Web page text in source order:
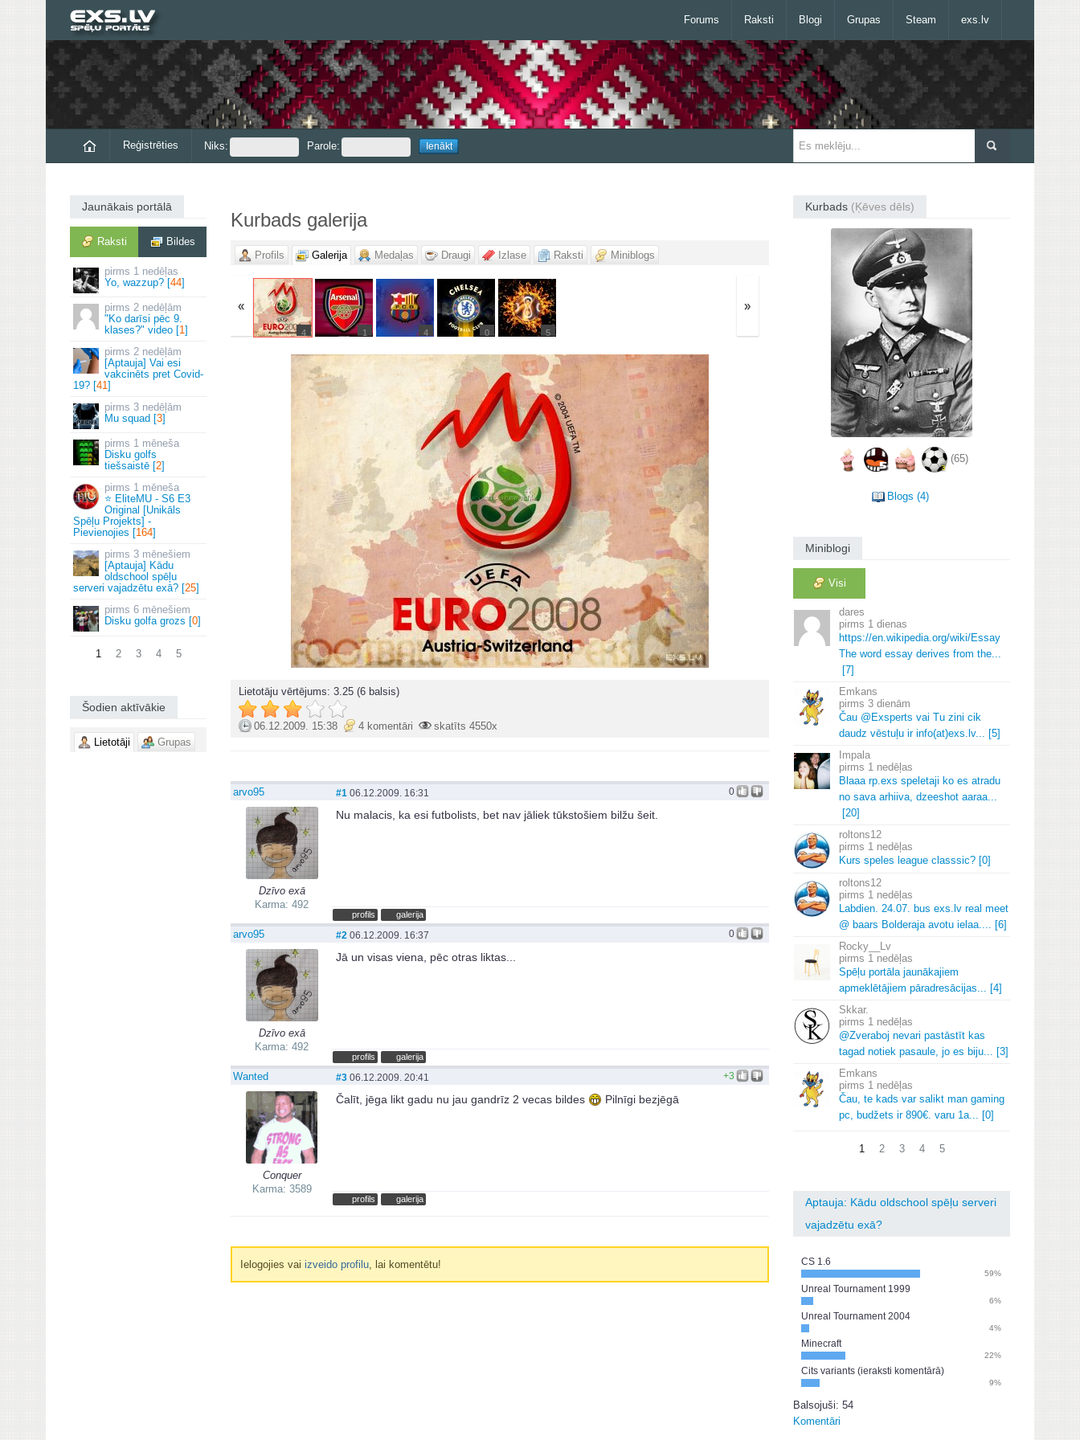
Forums Raksti Blogi Grupas Steam exs.lv
Reģistrēties Niks: Parole:
Jaunākais portālā
Raksti Bildes
1 nedēļas
Yo, wazzup? [44]
2 nedēļām
"Ko darīsi pēc 9.
klases?" video [1]
2 nedēļām
[Aptauja] Vai esi
vakcinēts pret Covid-
19? [41]
3 nedēļām
Mu squad [3]
1 mēneša
Disku golfs
tiešsaistē [2]
1 mēneša
⭐ EliteMU - S6 E3
Original [Unikāls
Spēļu Projekts] -
Pievienojies [164]
3 mēnešiem
[Aptauja] Kādu
oldschool spēļu
serveri vajadzētu exā? [25]
6 mēnešiem
Disku golfa grozs [0]
1 2 3 4 5
Šodien aktīvākie
Lietotāji Grupas
Kurbads galerija
Profils Galerija Medaļas Draugi Izlase Raksti Miniblogs
«
4 1 4 0 5
»
Lietotāju vērtējums: 3.25 (6 balsis)
06.12.2009. 15:38 4 komentāri skatīts 4550x
arvo95
Dzīvo exā
Karma: 492
0
#1 06.12.2009. 16:31
Nu malacis, ka esi futbolists, bet nav jāliek tūkstošiem bilžu šeit.
profils galerija
arvo95
Dzīvo exā
Karma: 492
0
#2 06.12.2009. 16:37
Jā un visas viena, pēc otras liktas...
profils galerija
Wanted
Conquer
Karma: 3589
+3
#3 06.12.2009. 20:41
Čalīt, jēga likt gadu nu jau gandrīz 2 vecas bildes Pilnīgi bezjēgā
profils galerija
Ielogojies vaiizveido profilu , lai komentētu!
Kurbads (Ķēves dēls)
(65)
Blogs (4)
Miniblogi
Visi
dares
1 dienas
https://en.wikipedia.org/wiki/Essay
The word essay derives from the...
[7]
Emkans
3 dienām
Čau @Exsperts vai Tu zini cik
daudz vēstuļu ir info(at)exs. lv... [5]
Impala
1 nedēļas
Blaaa rp.exs speletaji ko es atradu
no sava arhiiva, dzeeshot aaraa...
[20]
roltons12
1 nedēļas
Kurs speles league classsic? [0]
roltons12
1 nedēļas
Labdien. 24.07. bus exs. lv real meet
@ baars Bolderaja avotu ielaa.... [6]
Rocky__Lv
1 nedēļas
Spēļu portāla jaunākajiem
apmeklētājiem pāradresācijas... [4]
Skkar.
1 nedēļas
@Zveraboj nevari pastāstīt kas
tagad notiek pasaule, jo es biju... [3]
Emkans
1 nedēļas
Čau, te kads var salikt man gaming
pc, budžets ir 890€. varu 1a... [0]
1 2 3 4 5
Aptauja: Kādu oldschool spēļu serveri
vajadzētu exā?
CS 1.6
59%
Unreal Tournament 1999
6%
Unreal Tournament 2004
4%
Minecraft
22%
Cits variants (ieraksti komentārā)
9%
Balsojuši: 54
Komentāri